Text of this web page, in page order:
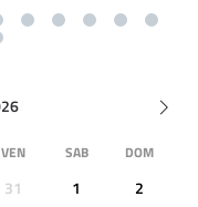
VEN SAB DOM
31 1
2